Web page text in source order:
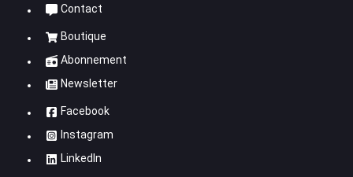
Contact
Boutique
Abonnement
Newsletter
Facebook
Instagram
LinkedIn